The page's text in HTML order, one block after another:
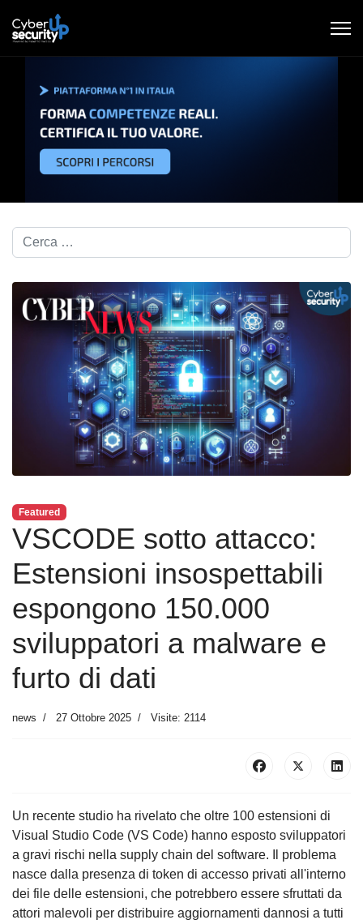
Cerca nel blog...
Featured
VSCODE sotto attacco:
Estensioni insospettabili
espongono 150.000
sviluppatori a malware e
furto di dati
news 27 Ottobre 2025 Visite: 2114
Un recente studio ha rivelato che oltre 100 estensioni di
Visual Studio Code (VS Code) hanno esposto sviluppatori
a gravi rischi nella supply chain del software. Il problema
nasce dalla presenza di token di accesso privati all'interno
dei file delle estensioni, che potrebbero essere sfruttati da
attori malevoli per distribuire aggiornamenti dannosi a tutti